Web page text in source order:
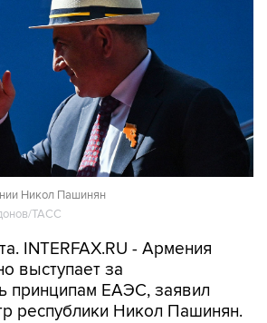
Никол Пашинян
ТАСС
INTERFAX.RU - Армения
выступает за
принципам ЕАЭС, заявил
республики Никол Пашинян.